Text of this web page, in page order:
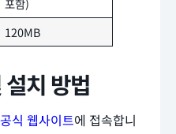
포함)
120MB
치 방법
식 웹사이트에 접속합니